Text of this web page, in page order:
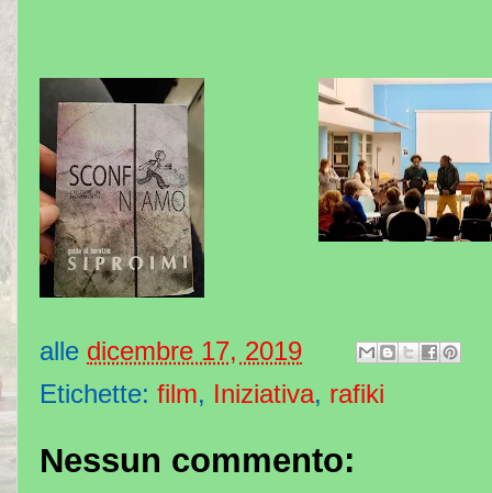
alle dicembre 17, 2019
Etichette: film, Iniziativa, rafiki
Nessun commento: